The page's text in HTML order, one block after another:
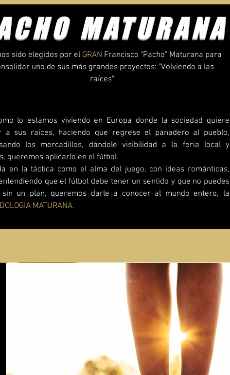
MATURANA
sido elegidos por el GRAN Francisco "Pacho" Maturana para
uno de sus más grandes proyectos: "Volviendo a las
raíces"
lo estamos viviendo en Europa donde la sociedad quiere
a sus raíces, haciendo que regrese el panadero al pueblo,
los mercadillos, dándole visibilidad a la feria local y
queremos aplicarlo en el fútbol.
en la táctica como el alma del juego, con ideas románticas,
que el fútbol debe tener un sentido y que no puedes
sin un plan, queremos darle a conocer al mundo entero, la
MATURANA.